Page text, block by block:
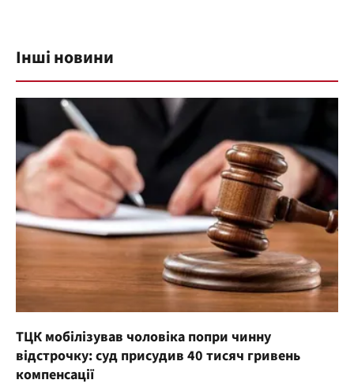
Інші новини
ТЦК мобілізував чоловіка попри чинну
відстрочку: суд присудив 40 тисяч гривень
компенсації